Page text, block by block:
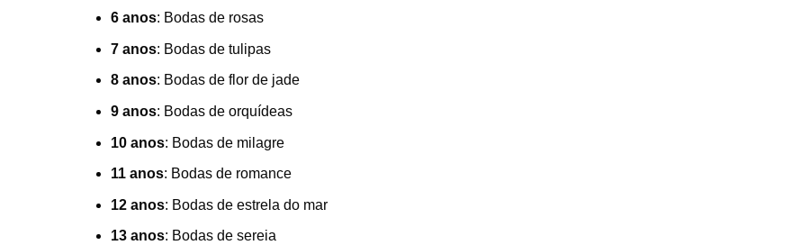
6 anos: Bodas de rosas
7 anos: Bodas de tulipas
8 anos: Bodas de flor de jade
9 anos: Bodas de orquídeas
10 anos: Bodas de milagre
11 anos: Bodas de romance
12 anos: Bodas de estrela do mar
13 anos: Bodas de sereia